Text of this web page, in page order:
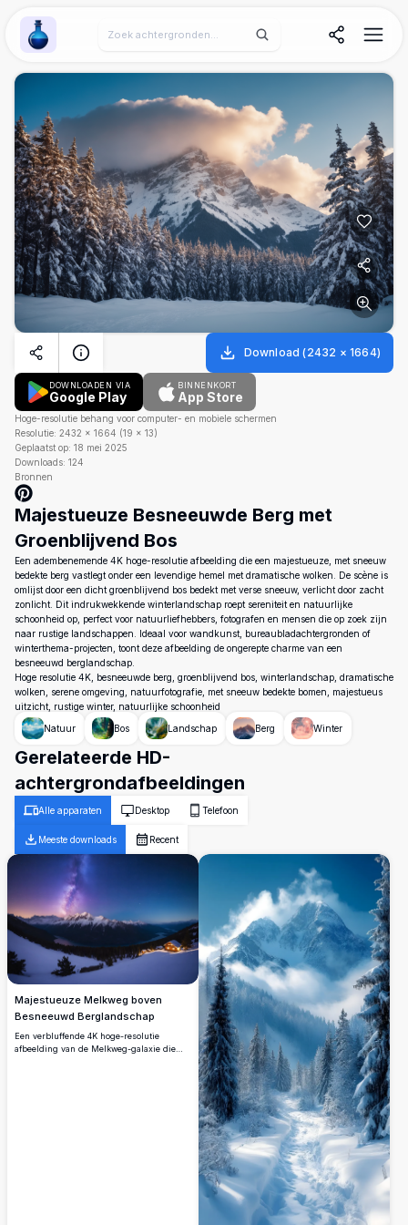
Wallpaper Alchemy
Download (2432 × 1664)
DOWNLOADEN VIA
Google Play
BINNENKORT
App Store
Hoge-resolutie behang voor computer- en mobiele schermen
Resolutie: 2432 × 1664 (19 × 13)
Geplaatst op: 18 mei 2025
Downloads: 124
Bronnen
Majestueuze Besneeuwde Berg met
Groenblijvend Bos
Een adembenemende 4K hoge-resolutie afbeelding die een majestueuze, met sneeuw
bedekte berg vastlegt onder een levendige hemel met dramatische wolken. De scène is
omlijst door een dicht groenblijvend bos bedekt met verse sneeuw, verlicht door zacht
zonlicht. Dit indrukwekkende winterlandschap roept sereniteit en natuurlijke
schoonheid op, perfect voor natuurliefhebbers, fotografen en mensen die op zoek zijn
naar rustige landschappen. Ideaal voor wandkunst, bureaubladachtergronden of
winterthema-projecten, toont deze afbeelding de ongerepte charme van een
besneeuwd berglandschap.
Hoge resolutie 4K, besneeuwde berg, groenblijvend bos, winterlandschap, dramatische
wolken, serene omgeving, natuurfotografie, met sneeuw bedekte bomen, majestueus
uitzicht, rustige winter, natuurlijke schoonheid
Natuur
Bos Landschap Berg Winter
Gerelateerde HD-
achtergrondafbeeldingen
Alle apparaten Desktop Telefoon
Meeste downloads Recent
Majestueuze Melkweg boven
Besneeuwd Berglandschap
Een verbluffende 4K hoge-resolutie
afbeelding van de Melkweg-galaxie die